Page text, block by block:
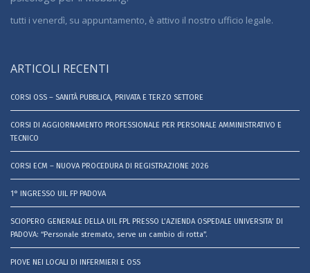
tutti i venerdì, su appuntamento, è attivo il nostro ufficio legale.
ARTICOLI RECENTI
CORSI OSS – SANITÀ PUBBLICA, PRIVATA E TERZO SETTORE
CORSI DI AGGIORNAMENTO PROFESSIONALE PER PERSONALE AMMINISTRATIVO E
TECNICO
CORSI ECM – NUOVA PROCEDURA DI REGISTRAZIONE 2026
1° INGRESSO UIL FP PADOVA
SCIOPERO GENERALE DELLA UIL FPL PRESSO L’AZIENDA OSPEDALE UNIVERSITA’ DI
PADOVA: “Personale stremato, serve un cambio di rotta”.
PIOVE NEI LOCALI DI INFERMIERI E OSS